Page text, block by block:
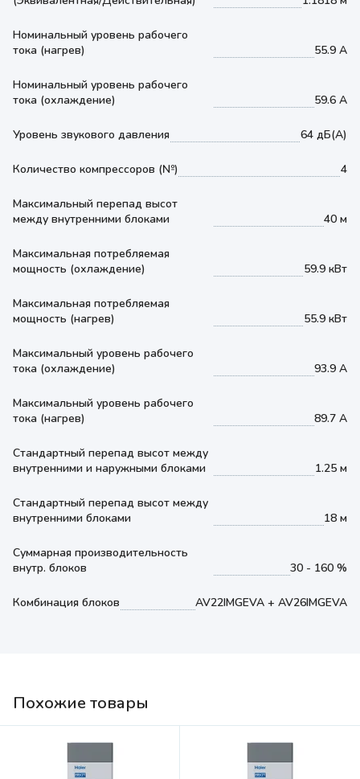
Номинальный уровень рабочего
тока (нагрев)
55.9 А
Номинальный уровень рабочего
тока (охлаждение)
59.6 А
Уровень звукового давления 64 дБ(А)
Количество компрессоров (№) 4
Максимальный перепад высот
между внутренними блоками
40 м
Максимальная потребляемая
мощность (охлаждение)
59.9 кВт
Максимальная потребляемая
мощность (нагрев)
55.9 кВт
Максимальный уровень рабочего
тока (охлаждение)
93.9 А
Максимальный уровень рабочего
тока (нагрев)
89.7 А
Стандартный перепад высот между
внутренними и наружными блоками
1.25 м
Стандартный перепад высот между
внутренними блоками
18 м
Суммарная производительность
внутр. блоков
30 - 160 %
Комбинация блоков AV22IMGEVA + AV26IMGEVA
Похожие товары